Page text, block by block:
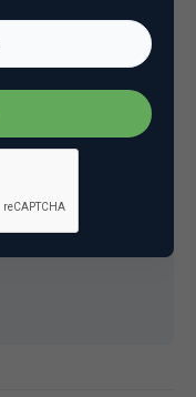
RvT VPRO,